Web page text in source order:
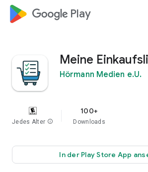
google_logo Play
Meine
Hörmann Medien e.U.
Jedes Alter info
100+
Downloads
In der Play Store App